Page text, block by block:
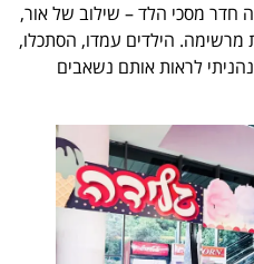
חדר מסכי הלד – שילוב של אור,
מרשימה. הילדים עמדו, הסתכלו,
לראות אותם נשאבים